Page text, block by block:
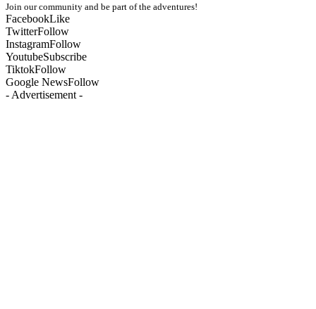
Join our community and be part of the adventures!
FacebookLike
TwitterFollow
InstagramFollow
YoutubeSubscribe
TiktokFollow
Google NewsFollow
- Advertisement -